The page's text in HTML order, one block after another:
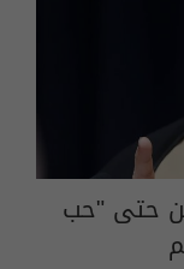
حتى "حب